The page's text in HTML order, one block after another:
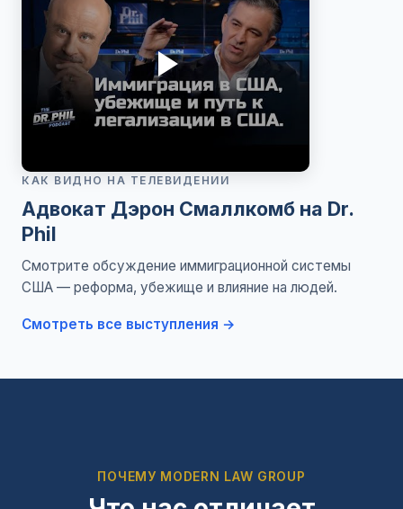
КАК ВИДНО НА ТЕЛЕВИДЕНИИ
Адвокат Дэрон Смаллкомб на Dr.
Phil
Смотрите обсуждение иммиграционной системы
США — реформа, убежище и влияние на людей.
Смотреть все выступления →
ПОЧЕМУ MODERN LAW GROUP